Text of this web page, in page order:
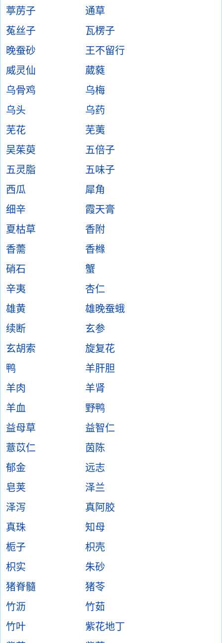
葶苈子
通草
菟丝子
瓦楞子
晚蚕砂
王不留行
威灵仙
葳蕤
乌骨鸡
乌梅
乌头
乌药
芜花
芜荑
吴茱萸
五倍子
五灵脂
五味子
西瓜
犀角
细辛
霞天膏
夏枯草
香附
香薷
香橼
硝石
蟹
辛夷
杏仁
雄黄
雄晚蚕蛾
续断
玄参
玄胡索
旋复花
鸭
羊肝胆
羊肉
羊肾
羊血
野鸭
益母草
益智仁
薏苡仁
茵陈
郁金
远志
皂荚
泽兰
泽泻
真阿胶
真珠
知母
栀子
枳壳
枳实
朱砂
猪脊髓
猪苓
竹沥
竹茹
竹叶
紫花地丁